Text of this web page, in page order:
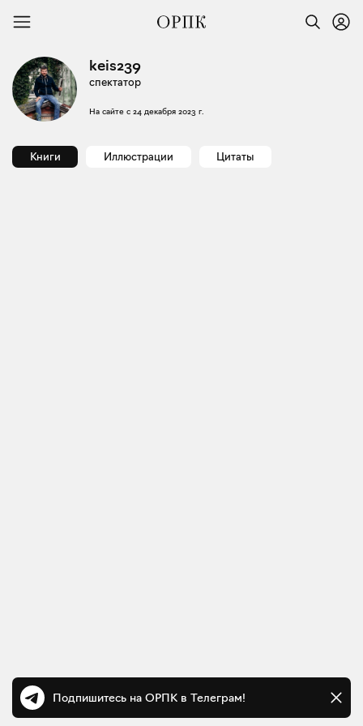
keis239
спектатор
На сайте с 24 декабря 2023 г.
Книги Иллюстрации Цитаты
Подпишитесь на ОРПК в Телеграм!